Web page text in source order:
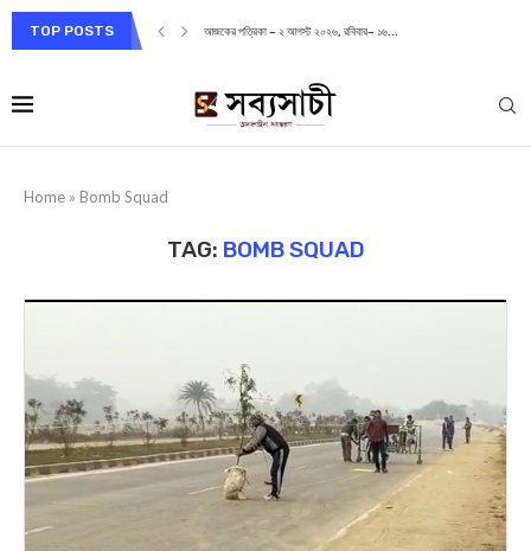
TOP POSTS আজকের পত্রিকা – ২ আগস্ট ২০২৬, রবিবার– ১৬...
Home » Bomb Squad
TAG: BOMB SQUAD